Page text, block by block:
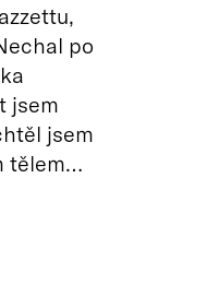
po
jsem
jsem
tělem…